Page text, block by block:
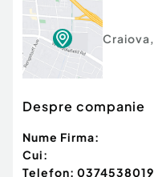
Craiova,
Despre companie
Nume Firma:
Cui:
Telefon: 0374538019